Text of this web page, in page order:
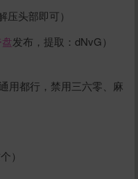
头部即可）
发布，提取：dNvG）
用都行，禁用三六零、麻
）